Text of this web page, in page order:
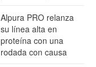
Alpura PRO relanza
su línea alta en
proteína con una
rodada con causa